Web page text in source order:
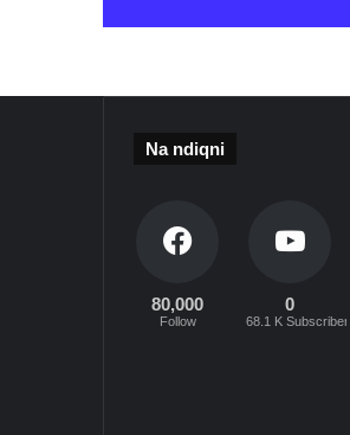
Na ndiqni
80,000
Follow
0
68.1 K Subscribers